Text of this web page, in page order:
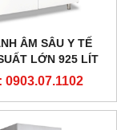
ÂM SÂU Y TẾ
LỚN 925 LÍT
LDF 925 HÃNG
0903.07.1102